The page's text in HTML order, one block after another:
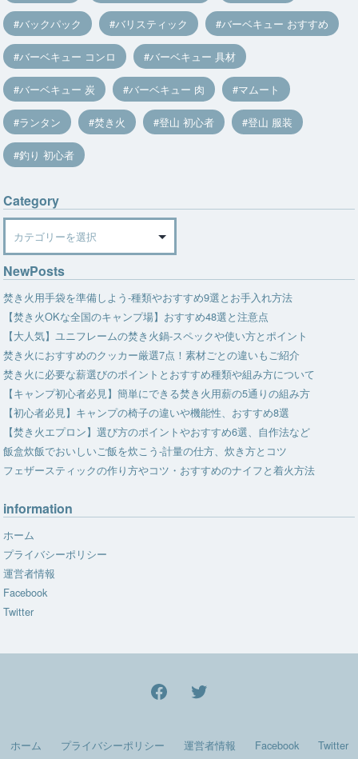
バックパック バリスティック バーベキュー おすすめ
バーベキュー コンロ バーベキュー 具材
バーベキュー 炭 バーベキュー 肉 マムート
ランタン 焚き火 登山 初心者 登山 服装
釣り 初心者
Category
Category
NewPosts
焚き火用手袋を準備しよう-種類やおすすめ9選とお手入れ方法
【焚き火OKな全国のキャンプ場】おすすめ48選と注意点
【大人気】ユニフレームの焚き火鍋-スペックや使い方とポイント
焚き火におすすめのクッカー厳選7点！素材ごとの違いもご紹介
焚き火に必要な薪選びのポイントとおすすめ種類や組み方について
【キャンプ初心者必見】簡単にできる焚き火用薪の5通りの組み方
【初心者必見】キャンプの椅子の違いや機能性、おすすめ8選
【焚き火エプロン】選び方のポイントやおすすめ6選、自作法など
飯盒炊飯でおいしいご飯を炊こう-計量の仕方、炊き方とコツ
フェザースティックの作り方やコツ・おすすめのナイフと着火方法
information
ホーム
プライバシーポリシー
運営者情報
Facebook
Twitter
facebook
ホーム プライバシーポリシー 運営者情報 Facebook Twitter